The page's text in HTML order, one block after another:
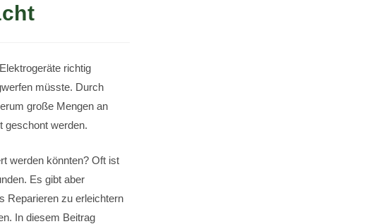
richtig
müsste. Durch
große Mengen an
geschont werden.
werden könnten? Oft ist
Es gibt aber
Reparieren zu erleichtern
In diesem Beitrag